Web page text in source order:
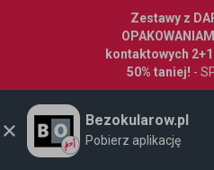
Zestawy z
kontaktowych
50% taniej! -
Bezokularow.pl
Pobierz aplikację